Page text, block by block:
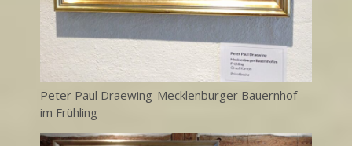
Peter Paul Draewing-Mecklenburger Bauernhof
im Frühling